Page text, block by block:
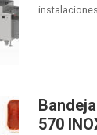
570